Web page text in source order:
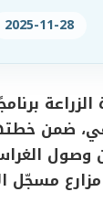
2025-11-28
الزراعة
ضمن